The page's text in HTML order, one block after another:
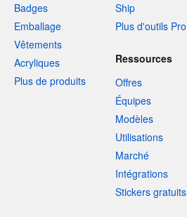
Badges
Emballage
Vêtements
Acryliques
Plus de produits
Ship
Plus d'outils Pro
Ressources
Offres
Équipes
Modèles
Utilisations
Marché
Intégrations
Stickers gratuits